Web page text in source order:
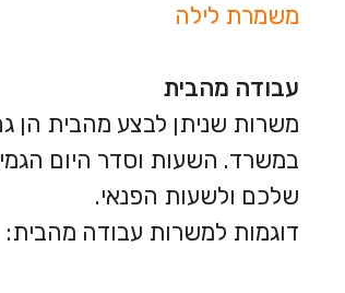
משמרת לילה
עבודה מהבית
משרות שניתן לבצע מהבית הן
במשרד. השעות וסדר היום
שלכם ולשעות הפנאי.
דוגמות למשרות עבודה מהבית: